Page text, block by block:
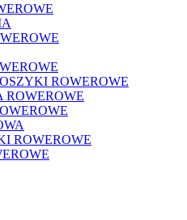
ROWEROWE
ROWEROWE
ROWEROWE